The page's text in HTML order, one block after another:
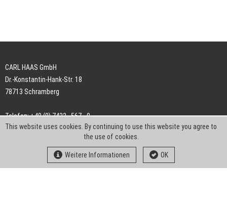
CARL HAAS GmbH
Dr.-Konstantin-Hank-Str. 18
78713 Schramberg
Telefon: +49 (0) 7422 . 567 - 0
Telefax: +49 (0) 7422 . 567 - 239
info-ch@kern-liebers.com
This website uses cookies. By continuing to use this website you agree to
the use of cookies.
Weitere Informationen OK